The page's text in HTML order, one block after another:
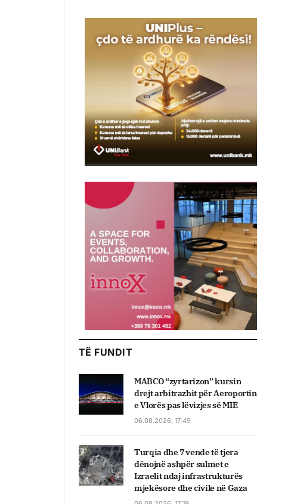
TË FUNDIT
MABCO “zyrtarizon” kursin
drejt arbitrazhit për Aeroportin
e Vlorës pas lëvizjes së MIE
06.08.2026, 17:49
Turqia dhe 7 vende të tjera
dënojnë ashpër sulmet e
Izraelit ndaj infrastrukturës
mjekësore dhe civile në Gaza